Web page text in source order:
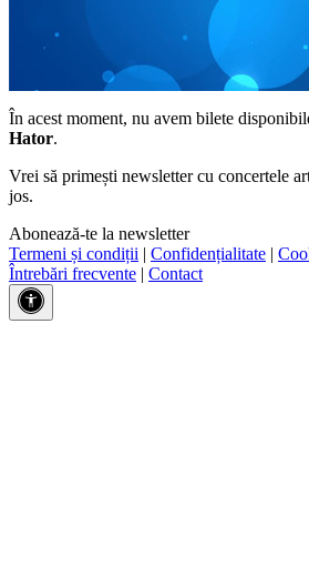
În acest moment, nu avem bilete
Hator.
Vrei să primești newsletter cu concertele
jos.
Abonează-te la newsletter
Termeni și condiții | Confidențialitate |
Întrebări frecvente | Contact